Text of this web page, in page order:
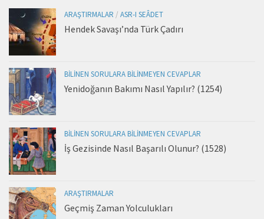
ARAŞTIRMALAR / ASR-I SEÂDET
Hendek Savaşı’nda Türk Çadırı
BILINEN SORULARA BILINMEYEN CEVAPLAR
Yenidoğanın Bakımı Nasıl Yapılır? (1254)
BILINEN SORULARA BILINMEYEN CEVAPLAR
İş Gezisinde Nasıl Başarılı Olunur? (1528)
ARAŞTIRMALAR
Geçmiş Zaman Yolculukları